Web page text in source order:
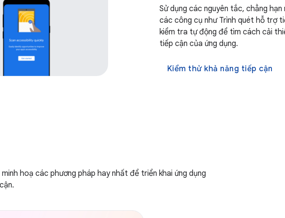
Sử dụng các nguyên tắc, chẳng
các công cụ như Trình quét hỗ trợ
kiểm tra tự động để tìm cách cải
tiếp cận của ứng dụng.
Kiểm thử khả năng tiếp cận
hoạ các phương pháp hay nhất để triển khai ứng dụng